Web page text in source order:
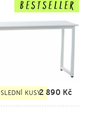
KUSY2 890 Kč